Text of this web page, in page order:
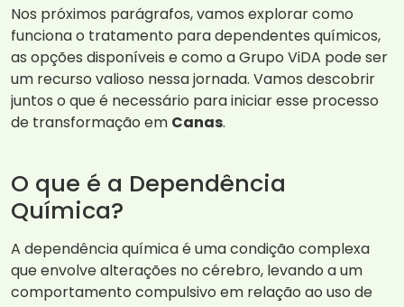
Nos próximos parágrafos, vamos explorar como
funciona o tratamento para dependentes químicos,
as opções disponíveis e como a Grupo ViDA pode ser
um recurso valioso nessa jornada. Vamos descobrir
juntos o que é necessário para iniciar esse processo
de transformação em Canas.
O que é a Dependência
Química?
A dependência química é uma condição complexa
que envolve alterações no cérebro, levando a um
comportamento compulsivo em relação ao uso de